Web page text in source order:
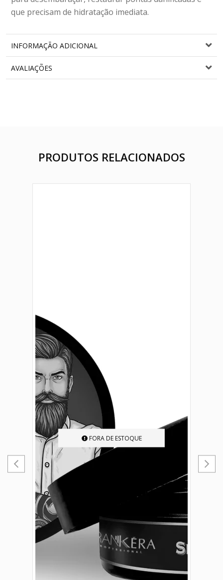
que precisam de hidratação imediata.
INFORMAÇÃO ADICIONAL
AVALIAÇÕES
PRODUTOS RELACIONADOS
FORA DE ESTOQUE